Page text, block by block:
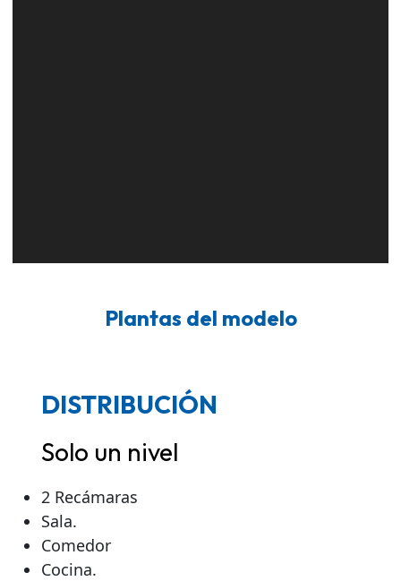
Plantas del modelo
DISTRIBUCIÓN
Solo un nivel
2 Recámaras
Sala.
Comedor
Cocina.